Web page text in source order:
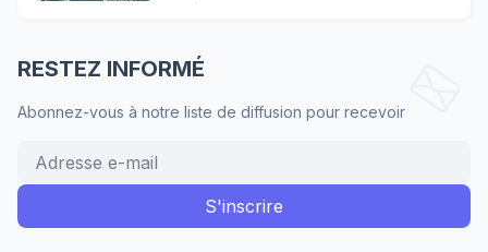
RESTEZ INFORMÉ
Abonnez-vous à notre liste de diffusion pour recevoir